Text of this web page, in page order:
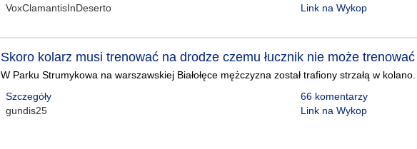
VoxClamantisInDeserto
Link na Wykop
Skoro kolarz musi trenować na drodze czemu łucznik nie może
W Parku Strumykowa na warszawskiej Białołęce mężczyzna został trafiony strzałą w kolano.
Szczegóły
gundis25
66 komentarzy
Link na Wykop